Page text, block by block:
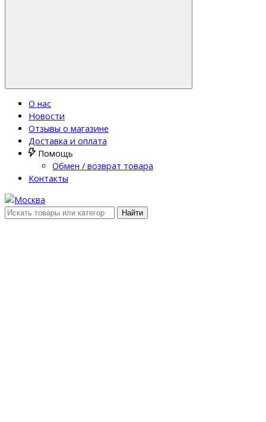
О нас
Новости
Отзывы о магазине
Доставка и оплата
Помощь
Обмен / возврат товара
Контакты
Найти